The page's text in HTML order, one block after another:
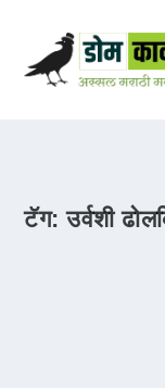
टॅग:उर्वशी